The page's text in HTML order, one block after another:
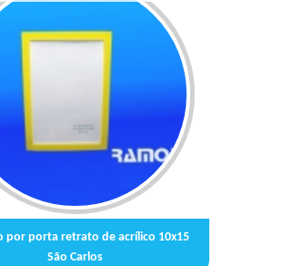
por porta retrato de acrílico 10x15
São Carlos